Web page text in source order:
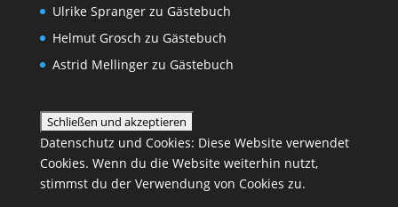
Ulrike Sprangerzu Gästebuch
Helmut Grosch zu Gästebuch
Astrid Mellingerzu Gästebuch
Datenschutz und Cookies: Diese Website verwendet
Cookies. Wenn du die Website weiterhin nutzt,
stimmst du der Verwendung von Cookies zu.